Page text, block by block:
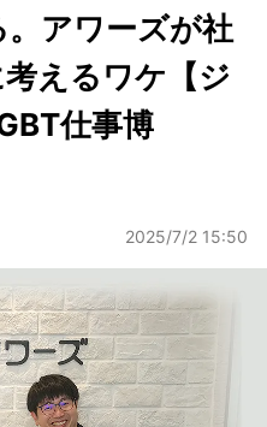
アワーズが社
えるワケ【ジ
仕事博
2025/7/2 15:50